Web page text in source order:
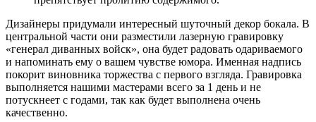
Дизайнеры придумали интересный шуточный декор бокала. В
центральной части они разместили лазерную гравировку
«генерал диванных войск», она будет радовать одариваемого
и напоминать ему о вашем чувстве юмора. Именная надпись
покорит виновника торжества с первого взгляда. Гравировка
выполняется нашими мастерами всего за 1 день и не
потускнеет с годами, так как будет выполнена очень
качественно.